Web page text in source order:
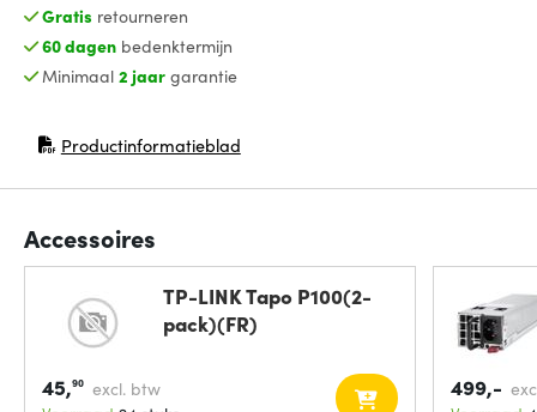
Gratis retourneren
60 dagenbedenktermijn
Minimaal 2 jaargarantie
Productinformatieblad
(opent in nieuw venster)
Accessoires
TP-LINK Tapo P100(2-
pack)(FR)
45,90 excl. btw
499,-